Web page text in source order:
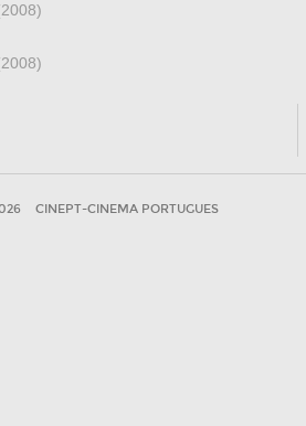
CINEPT-CINEMA PORTUGUES